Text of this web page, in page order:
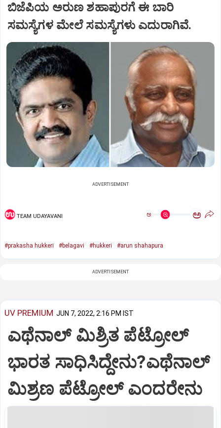
ಬಿಜೆಪಿಯ ಅರುಣ ಶಹಾಪುರಗೆ ಈ ಬಾರಿ
ಸಮಸ್ಯೆಗಳ ಮೇಲೆ ಸಮಸ್ಯೆಗಳು ಎದುರಾಗಿವೆ.
ADVERTISEMENT
TEAM UDAYAVANI ಅ ಅ
#prakasha hukkeri #belagavi #hukkeri #arun shahapura
ADVERTISEMENT
UV PREMIUM JUN 7, 2022, 2:16 PM IST
ಎಥೆನಾಲ್‌ ಮಿಶ್ರಿತ ಪೆಟ್ರೋಲ್‌
ಭಾರತ ಸಾಧಿಸಿದ್ದೇನು?ಎಥೆನಾಲ್‌
ಮಿಶ್ರಣ ಪೆಟ್ರೋಲ್‌ ಎಂದರೇನು